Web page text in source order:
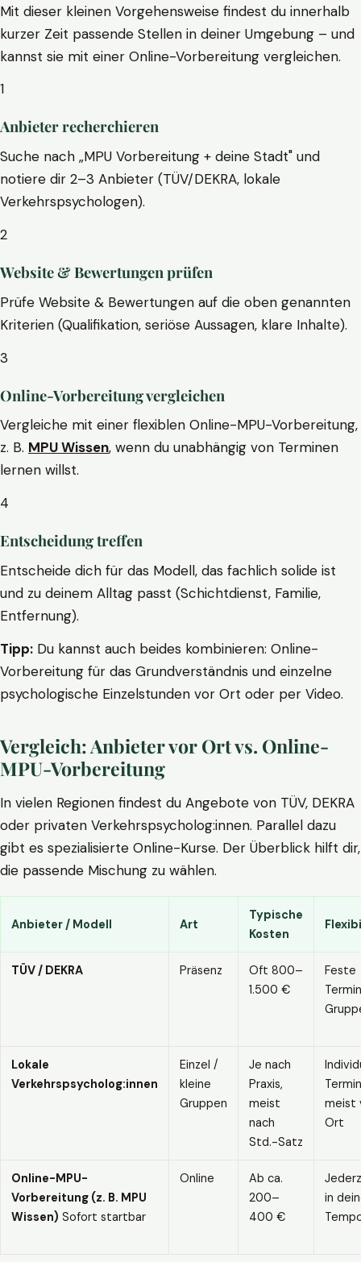
Mit dieser kleinen Vorgehensweise findest du innerhalb
kurzer Zeit passende Stellen in deiner Umgebung – und
kannst sie mit einer Online-Vorbereitung vergleichen.
1
Anbieter recherchieren
Suche nach „MPU Vorbereitung + deine Stadt" und
notiere dir 2–3 Anbieter (TÜV/DEKRA, lokale
Verkehrspsychologen).
2
Website & Bewertungen prüfen
Prüfe Website & Bewertungen auf die oben genannten
Kriterien (Qualifikation, seriöse Aussagen, klare Inhalte).
3
Online-Vorbereitung vergleichen
Vergleiche mit einer flexiblen Online-MPU-Vorbereitung,
z. B. MPU Wissen, wenn du unabhängig von Terminen
lernen willst.
4
Entscheidung treffen
Entscheide dich für das Modell, das fachlich solide ist
und zu deinem Alltag passt (Schichtdienst, Familie,
Entfernung).
Tipp: Du kannst auch beides kombinieren: Online-
Vorbereitung für das Grundverständnis und einzelne
psychologische Einzelstunden vor Ort oder per Video.
Vergleich: Anbieter vor Ort vs. Online-
MPU-Vorbereitung
In vielen Regionen findest du Angebote von TÜV, DEKRA
oder privaten Verkehrspsycholog:innen. Parallel dazu
gibt es spezialisierte Online-Kurse. Der Überblick hilft dir,
die passende Mischung zu wählen.
Anbieter / Modell Art
Typische
Kosten
TÜV / DEKRA Präsenz
Oft 800–
1.500 €
Feste
Lokale
Verkehrspsycholog:innen
Einzel /
kleine
Gruppen
Je nach
Praxis,
meist
nach
Std.-Satz
meist
Ort
Online-MPU-
Vorbereitung (z. B. MPU
Wissen) Sofort startbar
Online
Ab ca.
200–
400 €
in